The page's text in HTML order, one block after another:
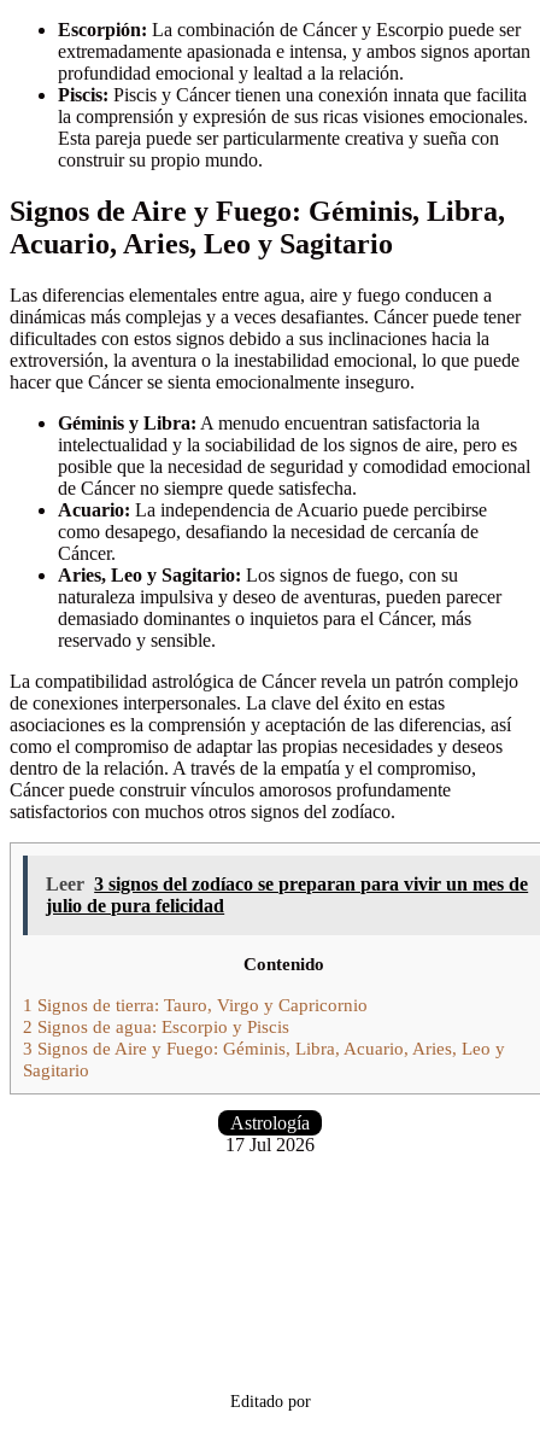
Escorpión: La combinación de Cáncer y Escorpio puede ser
extremadamente apasionada e intensa, y ambos signos aportan
profundidad emocional y lealtad a la relación.
Piscis: Piscis y Cáncer tienen una conexión innata que facilita
la comprensión y expresión de sus ricas visiones emocionales.
Esta pareja puede ser particularmente creativa y sueña con
construir su propio mundo.
Signos de Aire y Fuego: Géminis, Libra,
Acuario, Aries, Leo y Sagitario
Las diferencias elementales entre agua, aire y fuego conducen a
dinámicas más complejas y a veces desafiantes. Cáncer puede tener
dificultades con estos signos debido a sus inclinaciones hacia la
extroversión, la aventura o la inestabilidad emocional, lo que puede
hacer que Cáncer se sienta emocionalmente inseguro.
Géminis y Libra: A menudo encuentran satisfactoria la
intelectualidad y la sociabilidad de los signos de aire, pero es
posible que la necesidad de seguridad y comodidad emocional
de Cáncer no siempre quede satisfecha.
Acuario: La independencia de Acuario puede percibirse
como desapego, desafiando la necesidad de cercanía de
Cáncer.
Aries, Leo y Sagitario: Los signos de fuego, con su
naturaleza impulsiva y deseo de aventuras, pueden parecer
demasiado dominantes o inquietos para el Cáncer, más
reservado y sensible.
La compatibilidad astrológica de Cáncer revela un patrón complejo
de conexiones interpersonales. La clave del éxito en estas
asociaciones es la comprensión y aceptación de las diferencias, así
como el compromiso de adaptar las propias necesidades y deseos
dentro de la relación. A través de la empatía y el compromiso,
Cáncer puede construir vínculos amorosos profundamente
satisfactorios con muchos otros signos del zodíaco.
Leer 3 signos del zodíaco se preparan para vivir un mes de
julio de pura felicidad
Contenido
1 Signos de tierra: Tauro, Virgo y Capricornio
2 Signos de agua: Escorpio y Piscis
3 Signos de Aire y Fuego: Géminis, Libra, Acuario, Aries, Leo y
Sagitario
Astrología
17 Jul 2026
Editado por